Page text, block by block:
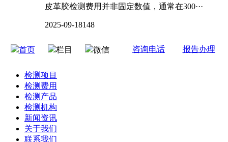
皮革胶检测费用并非固定数值，通常在300···
2025-09-18148
首页 栏目 微信 咨询电话 报告办理
检测项目
检测费用
检测产品
检测机构
新闻资讯
关于我们
联系我们